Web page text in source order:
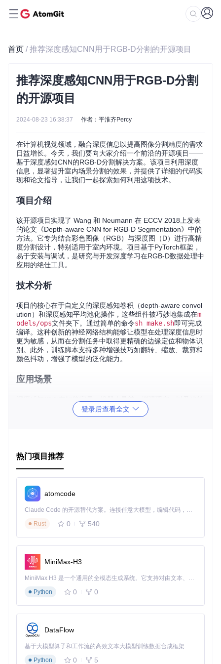
首页 / 推荐深度感知CNN用于RGB-D分割的开源项目
推荐深度感知CNN用于RGB-D分割
的开源项目
2024-08-23 16:38:37 作者：平淮齐Percy
在计算机视觉领域，融合深度信息以提高图像分割精度的需求
日益增长。今天，我们要向大家介绍一个前沿的开源项目——
基于深度感知CNN的RGB-D分割解决方案。该项目利用深度
信息，显著提升室内场景分割的效果，并提供了详细的代码实
现和论文指导，让我们一起探索如何利用这项技术。
项目介绍
该开源项目实现了 Wang 和 Neumann 在 ECCV 2018上发表
的论文《Depth-aware CNN for RGB-D Segmentation》中的
方法。它专为结合彩色图像（RGB）与深度图（D）进行高精
度分割设计，特别适用于室内环境。项目基于PyTorch框架，
易于安装与调试，是研究与开发深度学习在RGB-D数据处理中
应用的绝佳工具。
技术分析
项目的核心在于自定义的深度感知卷积（depth-aware convol
ution）和深度感知平均池化操作，这些组件被巧妙地集成在m
odels/ops文件夹下。通过简单的命令sh make.sh即可完成
编译。这种创新的神经网络结构能够让模型在处理深度信息时
更为敏感，从而在分割任务中取得更精确的边缘定位和物体识
别。此外，训练脚本支持多种增强技巧如翻转、缩放、裁剪和
颜色抖动，增强了模型的泛化能力。
应用场景
内部建模等领域拥有广泛的应用前景。通过对RGB-D图像的精
细分割，可以准确地区分家具、墙壁、地板等，使得机器能更
深度感知操作
息进行更精细化的决策。
行端到端的训练，简化了复杂的数据预处理流程。
代码清晰，文档详尽 ：项目提供清晰的安装指南，详细的训
现成的预训练模型：项目提供预训练模型，使得开发者可以
立即开始实验，无需从零开始训练，大大缩短研发周期。
良好引用的基础：基于知名项目和论文复现，保证了技术的
先进性和可靠性。
通过将此项目融入您的技术栈，您不仅能够享受深度学习带来
您的RGB-D世界之旅吧！
登录后查看全文
热门项目推荐
atomcode
Claude Code 的开源替代方案。连接任意大模型，编辑代码，运行命令，自动验证 — 全自动执行。用 Rust 构建，极致性能。 ｜ An open-source alternative to Claude Code. Connect any LLM, edit code, run commands, and verify changes — autonomously. Built in Rust for speed. Get Started
Rust
0 540
MiniMax-H3
MiniMax H3 是一个通用的全模态生成系统。它支持对由文本、图像、视频和音频组成的多模态上下文进行统一理解，并能生成分辨率高达 2K、时长可达 15 秒的带原生立体声音频的视频。得益于面向任务泛化的系统设计，H3 在预训练阶段就已具备广泛的多模态上下文理解与生成能力，能够出色地执行复杂的多模态指令。
Python
0 0
DataFlow
基于大模型算子和工作流的高效文本大模型训练数据合成框架
Python
0 5